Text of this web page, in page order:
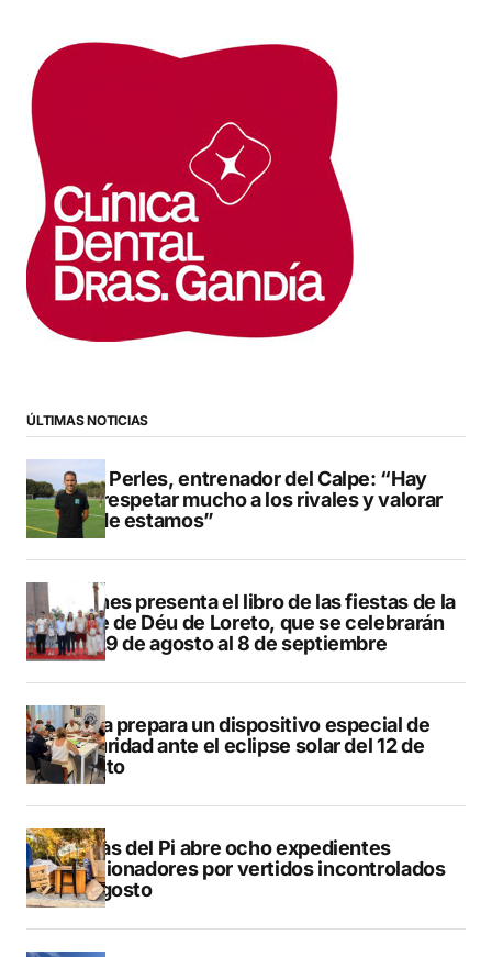
ÚLTIMAS NOTICIAS
Pere Perles, entrenador del Calpe: “Hay
que respetar mucho a los rivales y valorar
dónde estamos”
Duanes presenta el libro de las fiestas de la
Mare de Déu de Loreto, que se celebrarán
del 29 de agosto al 8 de septiembre
Xàbia prepara un dispositivo especial de
seguridad ante el eclipse solar del 12 de
agosto
L’Alfàs del Pi abre ocho expedientes
sancionadores por vertidos incontrolados
en agosto